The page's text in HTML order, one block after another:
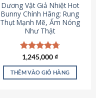
Dương Vật Giả Nhiệt Hot
Bunny Chính Hãng: Rung
Thụt Mạnh Mẽ, Ấm Nóng
Như Thật
Được xếp
hạng4.73
5 sao
1,245,000₫
THÊM VÀO GIỎ HÀNG